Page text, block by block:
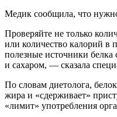
Медик сообщила, что
Проверяйте не только
или количество калорий в
полезные источники
и сахаром, — сказала
По словам диетолога,
жира и «сдерживает»
«лимит» употребления